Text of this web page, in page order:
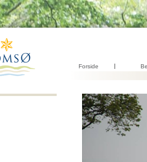
Forside